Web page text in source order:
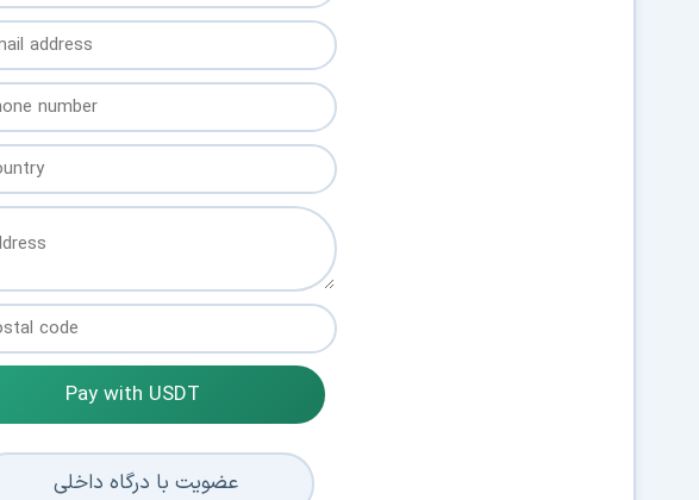
Pay with USDT
عضویت با درگاه داخلی